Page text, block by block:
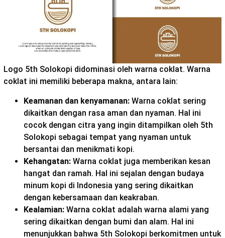
Logo 5th Solokopi didominasi oleh warna coklat. Warna
coklat ini memiliki beberapa makna, antara lain:
Keamanan dan kenyamanan: Warna coklat sering
dikaitkan dengan rasa aman dan nyaman. Hal ini
cocok dengan citra yang ingin ditampilkan oleh 5th
Solokopi sebagai tempat yang nyaman untuk
bersantai dan menikmati kopi.
Kehangatan: Warna coklat juga memberikan kesan
hangat dan ramah. Hal ini sejalan dengan budaya
minum kopi di Indonesia yang sering dikaitkan
dengan kebersamaan dan keakraban.
Kealamian: Warna coklat adalah warna alami yang
sering dikaitkan dengan bumi dan alam. Hal ini
menunjukkan bahwa 5th Solokopi berkomitmen untuk